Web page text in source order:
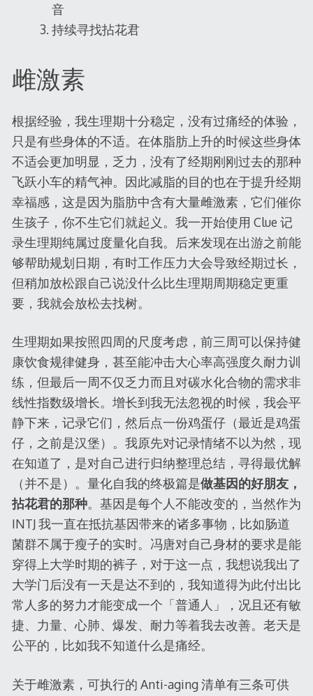
音
持续寻找拈花君
雌激素
根据经验，我生理期十分稳定，没有过痛经的体验，
只是有些身体的不适。在体脂肪上升的时候这些身体
不适会更加明显，乏力，没有了经期刚刚过去的那种
飞跃小车的精气神。因此减脂的目的也在于提升经期
幸福感，这是因为脂肪中含有大量雌激素，它们催你
生孩子，你不生它们就起义。我一开始使用 Clue 记
录生理期纯属过度量化自我。后来发现在出游之前能
够帮助规划日期，有时工作压力大会导致经期过长，
但稍加放松跟自己说没什么比生理期周期稳定更重
要，我就会放松去找树。
生理期如果按照四周的尺度考虑，前三周可以保持健
康饮食规律健身，甚至能冲击大心率高强度久耐力训
练，但最后一周不仅乏力而且对碳水化合物的需求非
线性指数级增长。增长到我无法忽视的时候，我会平
静下来，记录它们，然后点一份鸡蛋仔（最近是鸡蛋
仔，之前是汉堡）。我原先对记录情绪不以为然，现
在知道了，是对自己进行归纳整理总结，寻得最优解
（并不是）。量化自我的终极篇是做基因的好朋友，
拈花君的那种。基因是每个人不能改变的，当然作为
INTJ 我一直在抵抗基因带来的诸多事物，比如肠道
菌群不属于瘦子的实时。冯唐对自己身材的要求是能
穿得上大学时期的裤子，对于这一点，我想说我出了
大学门后没有一天是达不到的，我知道得为此付出比
常人多的努力才能变成一个「普通人」，况且还有敏
捷、力量、心肺、爆发、耐力等着我去改善。老天是
公平的，比如我不知道什么是痛经。
关于雌激素，可执行的 Anti-aging 清单有三条可供